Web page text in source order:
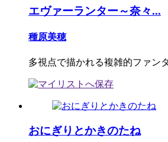
エヴァーランター～奈々...
種原美穂
多視点で描かれる複雑的ファン
おにぎりとかきのたね